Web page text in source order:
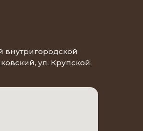
внутригородской
ул. Крупской,